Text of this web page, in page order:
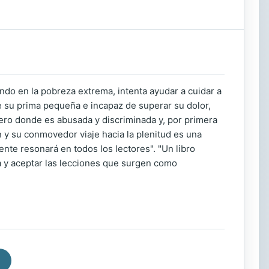
en la pobreza extrema, intenta ayudar a cuidar a
prima pequeña e incapaz de superar su dolor,
donde es abusada y discriminada y, por primera
su conmovedor viaje hacia la plenitud es una
resonará en todos los lectores". "Un libro
aceptar las lecciones que surgen como